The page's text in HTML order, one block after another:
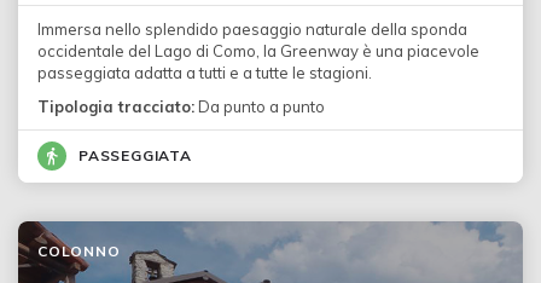
Immersa nello splendido paesaggio naturale della sponda
occidentale del Lago di Como, la Greenway è una piacevole
passeggiata adatta a tutti e a tutte le stagioni.
Tipologia tracciato: Da punto a punto
PASSEGGIATA
COLONNO